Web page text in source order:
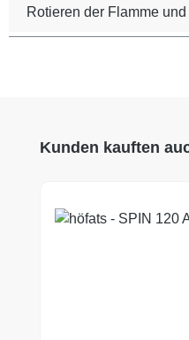
Rotieren der Flamme
Produktgalerie
Kunden kauften